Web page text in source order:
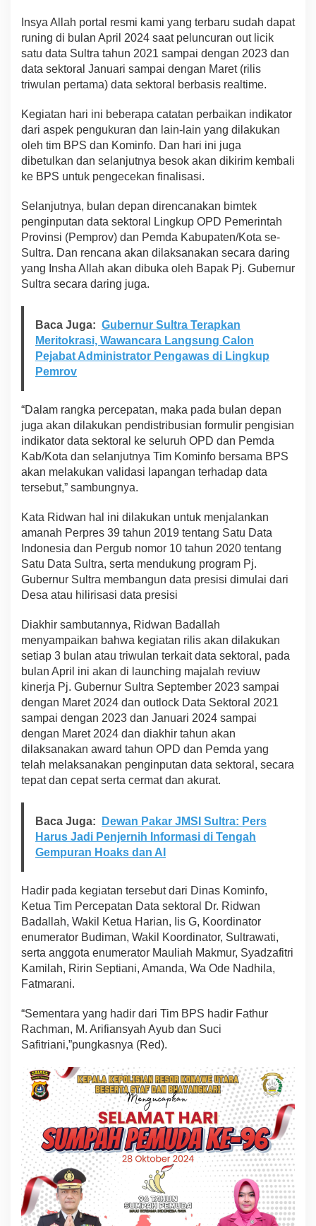
Insya Allah portal resmi kami yang terbaru sudah dapat
runing di bulan April 2024 saat peluncuran out licik
satu data Sultra tahun 2021 sampai dengan 2023 dan
data sektoral Januari sampai dengan Maret (rilis
triwulan pertama) data sektoral berbasis realtime.
Kegiatan hari ini beberapa catatan perbaikan indikator
dari aspek pengukuran dan lain-lain yang dilakukan
oleh tim BPS dan Kominfo. Dan hari ini juga
dibetulkan dan selanjutnya besok akan dikirim kembali
ke BPS untuk pengecekan finalisasi.
Selanjutnya, bulan depan direncanakan bimtek
penginputan data sektoral Lingkup OPD Pemerintah
Provinsi (Pemprov) dan Pemda Kabupaten/Kota se-
Sultra. Dan rencana akan dilaksanakan secara daring
yang Insha Allah akan dibuka oleh Bapak Pj. Gubernur
Sultra secara daring juga.
Baca Juga: Gubernur Sultra Terapkan
Meritokrasi, Wawancara Langsung Calon
Pejabat Administrator Pengawas di Lingkup
Pemrov
“Dalam rangka percepatan, maka pada bulan depan
juga akan dilakukan pendistribusian formulir pengisian
indikator data sektoral ke seluruh OPD dan Pemda
Kab/Kota dan selanjutnya Tim Kominfo bersama BPS
akan melakukan validasi lapangan terhadap data
tersebut,” sambungnya.
Kata Ridwan hal ini dilakukan untuk menjalankan
amanah Perpres 39 tahun 2019 tentang Satu Data
Indonesia dan Pergub nomor 10 tahun 2020 tentang
Satu Data Sultra, serta mendukung program Pj.
Gubernur Sultra membangun data presisi dimulai dari
Desa atau hilirisasi data presisi
Diakhir sambutannya, Ridwan Badallah
menyampaikan bahwa kegiatan rilis akan dilakukan
setiap 3 bulan atau triwulan terkait data sektoral, pada
bulan April ini akan di launching majalah reviuw
kinerja Pj. Gubernur Sultra September 2023 sampai
dengan Maret 2024 dan outlock Data Sektoral 2021
sampai dengan 2023 dan Januari 2024 sampai
dengan Maret 2024 dan diakhir tahun akan
dilaksanakan award tahun OPD dan Pemda yang
telah melaksanakan penginputan data sektoral, secara
tepat dan cepat serta cermat dan akurat.
Baca Juga:
Dewan Pakar JMSI Sultra: Pers
Harus Jadi Penjernih Informasi di Tengah
Gempuran Hoaks dan AI
Hadir pada kegiatan tersebut dari Dinas Kominfo,
Ketua Tim Percepatan Data sektoral Dr. Ridwan
Badallah, Wakil Ketua Harian, Iis G, Koordinator
enumerator Budiman, Wakil Koordinator, Sultrawati,
serta anggota enumerator Mauliah Makmur, Syadzafitri
Kamilah, Ririn Septiani, Amanda, Wa Ode Nadhila,
Fatmarani.
“Sementara yang hadir dari Tim BPS hadir Fathur
Rachman, M. Arifiansyah Ayub dan Suci
Safitriani,”pungkasnya (Red).